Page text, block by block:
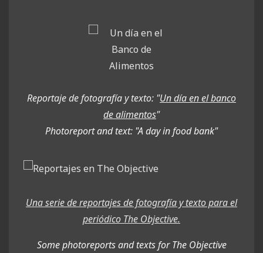
Reportaje de fotografía y texto: "Un día en el banco
de alimentos"
Photoreport and text: "A day in food bank"
Una serie de reportajes de fotografía y texto para el
periódico The Objective.
Some photoreports and texts for The Objective